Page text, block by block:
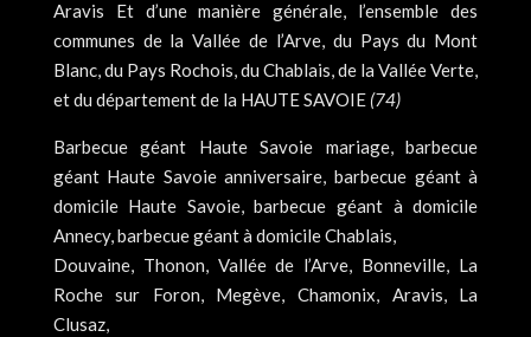
Aravis Et d’une manière générale, l’ensemble des
communes de la Vallée de l’Arve, du Pays du Mont
Blanc, du Pays Rochois, du Chablais, de la Vallée Verte,
et du département de la HAUTE SAVOIE (74)
Barbecue géant Haute Savoie mariage, barbecue
géant Haute Savoie anniversaire, barbecue géant à
domicile Haute Savoie, barbecue géant à domicile
Annecy, barbecue géant à domicile Chablais,
Douvaine, Thonon, Vallée de l’Arve, Bonneville, La
Roche sur Foron, Megève, Chamonix, Aravis, La
Clusaz,